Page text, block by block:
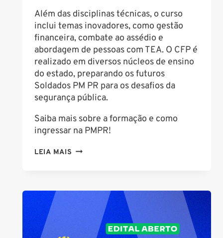
Além das disciplinas técnicas, o curso
inclui temas inovadores, como gestão
financeira, combate ao assédio e
abordagem de pessoas com TEA. O CFP é
realizado em diversos núcleos de ensino
do estado, preparando os futuros
Soldados PM PR para os desafios da
segurança pública.
Saiba mais sobre a formação e como
ingressar na PMPR!
LEIA MAIS QUANTO
FORMAÇÃO